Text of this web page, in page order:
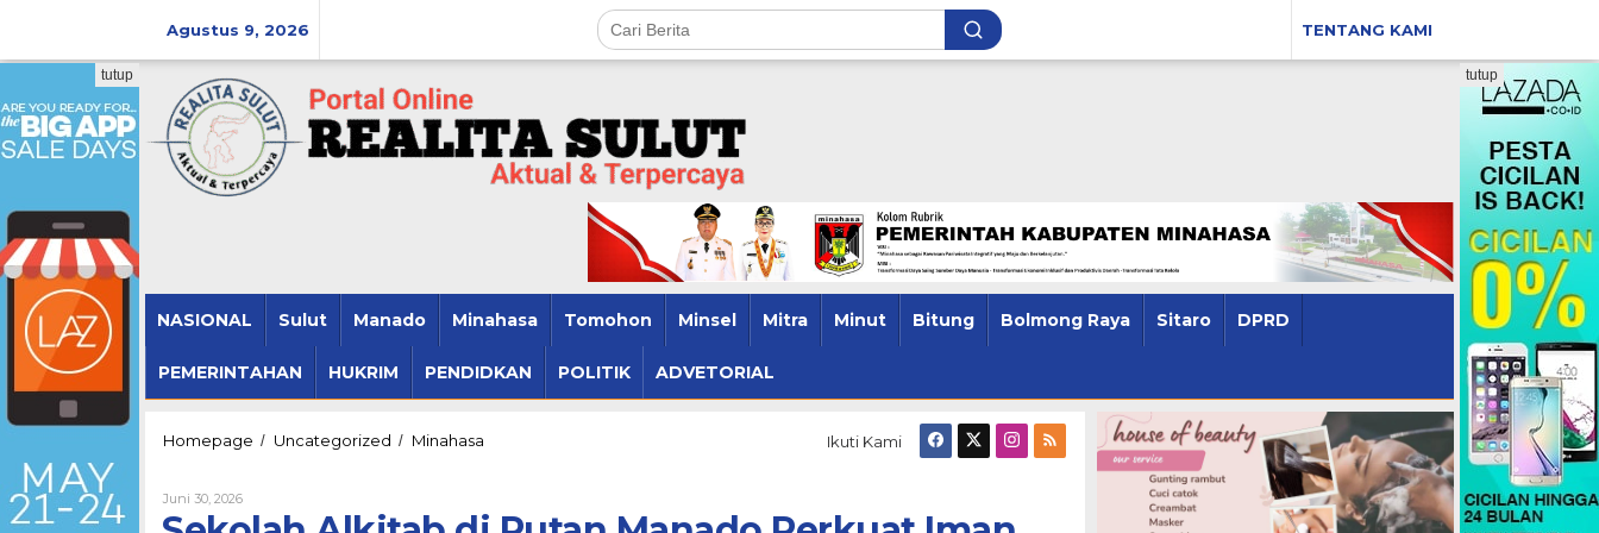
Agustus 9, 2026 TENTANG KAMI
NASIONAL Sulut Manado Minahasa Tomohon Minsel Mitra Minut Bitung Bolmong Raya Sitaro DPRD
PEMERINTAHAN HUKRIM PENDIDKAN POLITIK ADVETORIAL
tutup tutup
Homepage / Uncategorized / Minahasa
Manado
Ikuti Kami
Juni 30, 2026Oleh
Realitasulut@gmail.com